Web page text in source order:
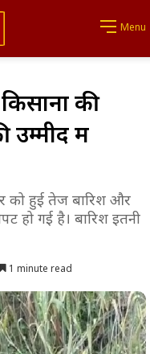
Menu
की
में
को हुई तेज बारिश और
हो गई है। बारिश इतनी
1 minute read